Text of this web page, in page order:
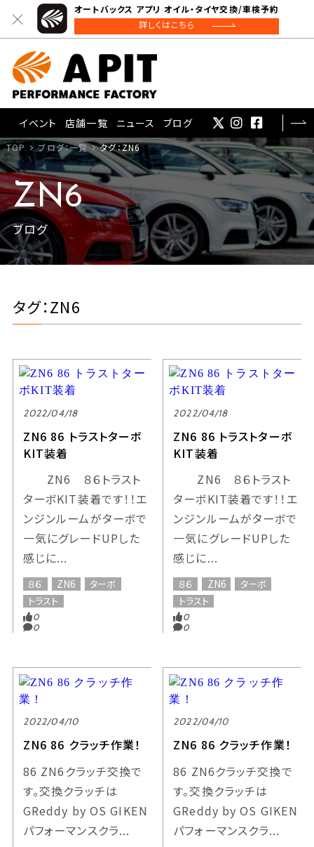
オートバックス アプリ オイル・タイヤ交換/車検予約
詳しくはこちら
イベント 店舗一覧 ニュース ブログ
TOP ブログ：一覧 タグ：ZN6
ZN6
ブログ
タグ：ZN6
2022/04/18
ZN6 86 トラストターボ
KIT装着
ZN6 ８６トラスト
ターボKIT装着です！！エ
ンジンルームがターボで
一気にグレードUPした
感じに...
８６ ZN6
ターボ
トラスト
0
0
2022/04/18
ZN6 86 トラストターボ
KIT装着
ZN6 ８６トラスト
ターボKIT装着です！！エ
ンジンルームがターボで
一気にグレードUPした
感じに...
８６ ZN6
ターボ
トラスト
0
0
2022/04/10
ZN6 86 クラッチ作業！
86 ZN6クラッチ交換で
す。交換クラッチは
GReddy by OS GIKEN
パフォーマンスクラ...
2022/04/10
ZN6 86 クラッチ作業！
86 ZN6クラッチ交換で
す。交換クラッチは
GReddy by OS GIKEN
パフォーマンスクラ...